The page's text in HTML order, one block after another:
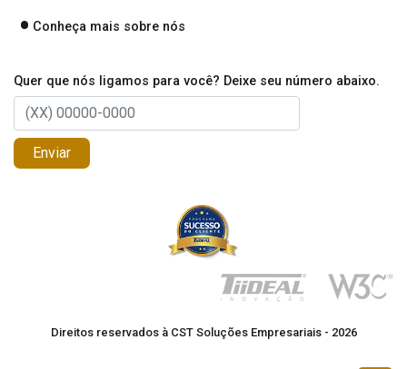
Conheça mais sobre nós
Quer que nós ligamos para você? Deixe seu número abaixo.
Enviar
Direitos reservados à CST Soluções Empresariais - 2026